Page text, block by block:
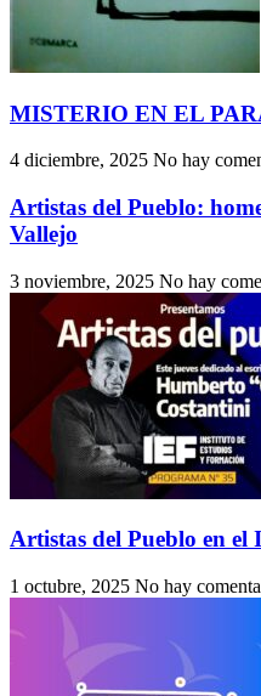
MISTERIO EN EL
4 diciembre, 2025 No hay
Artistas del Pueblo:
Vallejo
3 noviembre, 2025 No hay
Artistas del Pueblo en el
1 octubre, 2025 No hay